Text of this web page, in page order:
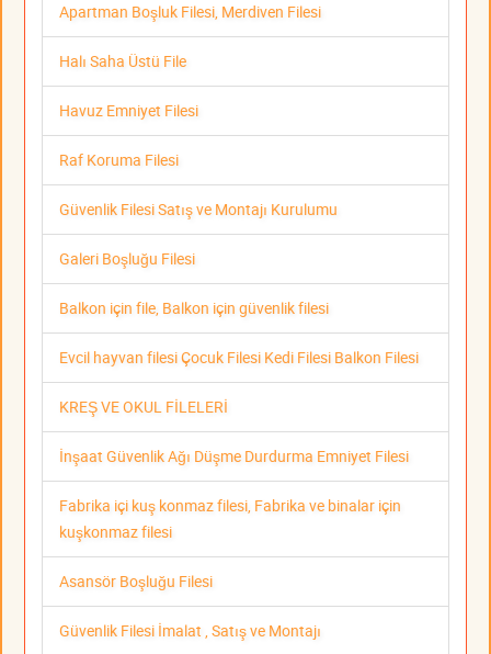
Apartman Boşluk Filesi, Merdiven Filesi
Halı Saha Üstü File
Havuz Emniyet Filesi
Raf Koruma Filesi
Güvenlik Filesi Satış ve Montajı Kurulumu
Galeri Boşluğu Filesi
Balkon için file, Balkon için güvenlik filesi
Evcil hayvan filesi Çocuk Filesi Kedi Filesi Balkon Filesi
KREŞ VE OKUL FİLELERİ
İnşaat Güvenlik Ağı Düşme Durdurma Emniyet Filesi
Fabrika içi kuş konmaz filesi, Fabrika ve binalar için
kuşkonmaz filesi
Asansör Boşluğu Filesi
Güvenlik Filesi İmalat , Satış ve Montajı